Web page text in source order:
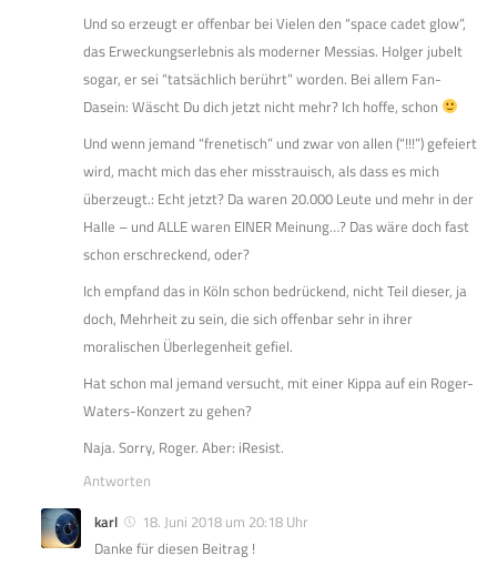
Und so erzeugt er offenbar bei Vielen den “space cadet glow”,
das Erweckungserlebnis als moderner Messias. Holger jubelt
sogar, er sei “tatsächlich berührt” worden. Bei allem Fan-
Dasein: Wäscht Du dich jetzt nicht mehr? Ich hoffe, schon
Und wenn jemand “frenetisch” und zwar von allen (“!!!”) gefeiert
wird, macht mich das eher misstrauisch, als dass es mich
überzeugt.: Echt jetzt? Da waren 20.000 Leute und mehr in der
Halle – und ALLE waren EINER Meinung…? Das wäre doch fast
schon erschreckend, oder?
Ich empfand das in Köln schon bedrückend, nicht Teil dieser, ja
doch, Mehrheit zu sein, die sich offenbar sehr in ihrer
moralischen Überlegenheit gefiel.
Hat schon mal jemand versucht, mit einer Kippa auf ein Roger-
Waters-Konzert zu gehen?
Naja. Sorry, Roger. Aber: iResist.
Antworten
karl
18. Juni 2018 um 20:18 Uhr
Danke für diesen Beitrag !